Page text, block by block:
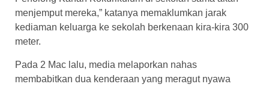
menjemput mereka,” katanya memaklumkan jarak
kediaman keluarga ke sekolah berkenaan kira-kira 300
meter.
Pada 2 Mac lalu, media melaporkan nahas
membabitkan dua kenderaan yang meragut nyawa